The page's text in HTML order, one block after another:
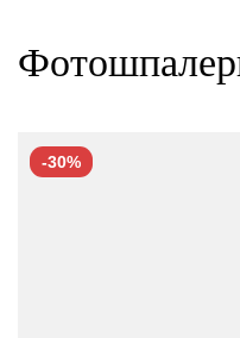
-30%